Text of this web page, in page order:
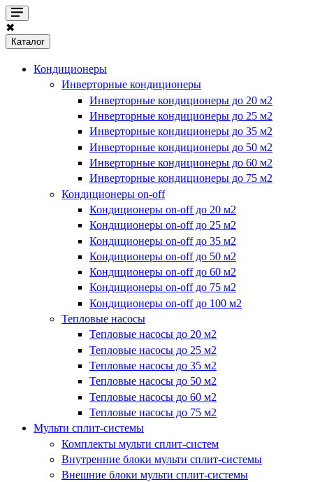
✖
Каталог
Кондиционеры
Инверторные кондиционеры
Инверторные кондиционеры до 20 м2
Инверторные кондиционеры до 25 м2
Инверторные кондиционеры до 35 м2
Инверторные кондиционеры до 50 м2
Инверторные кондиционеры до 60 м2
Инверторные кондиционеры до 75 м2
Кондиционеры on-off
Кондиционеры on-off до 20 м2
Кондиционеры on-off до 25 м2
Кондиционеры on-off до 35 м2
Кондиционеры on-off до 50 м2
Кондиционеры on-off до 60 м2
Кондиционеры on-off до 75 м2
Кондиционеры on-off до 100 м2
Тепловые насосы
Тепловые насосы до 20 м2
Тепловые насосы до 25 м2
Тепловые насосы до 35 м2
Тепловые насосы до 50 м2
Тепловые насосы до 60 м2
Тепловые насосы до 75 м2
Мульти сплит-системы
Комплекты мульти сплит-систем
Внутренние блоки мульти сплит-системы
Внешние блоки мульти сплит-системы